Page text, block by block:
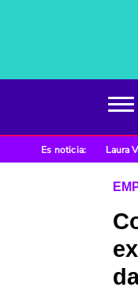
Es noticia: Laura